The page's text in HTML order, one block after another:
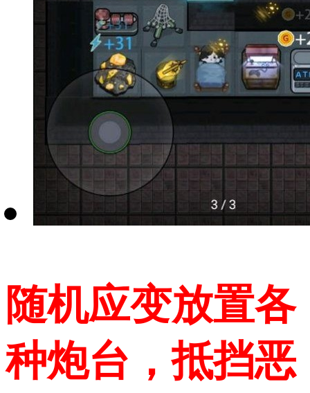
随机应变放置各
种炮台，抵挡恶